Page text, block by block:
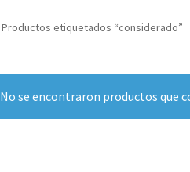
Productos etiquetados “considerado”
No se encontraron productos que